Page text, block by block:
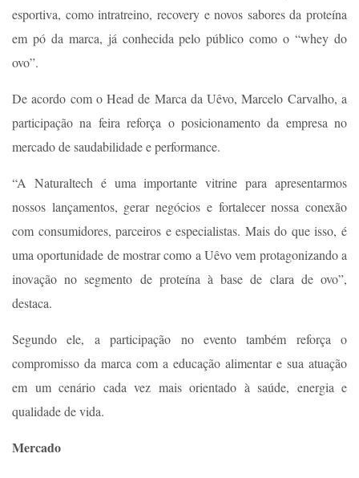
esportiva, como intratreino, recovery e novos sabores da proteína
em pó da marca, já conhecida pelo público como o “whey do
ovo”.
De acordo com o Head de Marca da Uêvo, Marcelo Carvalho, a
participação na feira reforça o posicionamento da empresa no
mercado de saudabilidade e performance.
“A Naturaltech é uma importante vitrine para apresentarmos
nossos lançamentos, gerar negócios e fortalecer nossa conexão
com consumidores, parceiros e especialistas. Mais do que isso, é
uma oportunidade de mostrar como a Uêvo vem protagonizando a
inovação no segmento de proteína à base de clara de ovo”,
destaca.
Segundo ele, a participação no evento também reforça o
compromisso da marca com a educação alimentar e sua atuação
em um cenário cada vez mais orientado à saúde, energia e
qualidade de vida.
Mercado